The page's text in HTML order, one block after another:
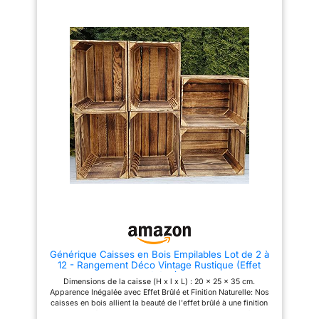
compacte : mesurant 50 x 40 x
30 cm, cette étagère s'adapte à
presque tous les coins et est
facile à déplacer.
vieillie à la main est une
véritable pièce d'accent
artistique, de style rustique,
conçue pour accentuer votre
décoration intérieure. ajoutez
vos bougies piliers préférées
pour créer un plateau porte-
bougies unique ou ajoutez des
orbes et créez un centre de
table intéressant pour votre
table basse. MULTI-DESIGN
&PURPOSE - Soigneusement
conçus pour la forme et la
fonction, les bords incurvés de
ces plateaux rustiques
table rustiques et les utilisations
le manteau. Notre plateau est
polyvalent et utilisé comme
de canapé, plateau de canapé,
ou plateau de café dans
n'importe quelle salle de séjour.
Générique Caisses en Bois Empilables Lot de 2 à
12 - Rangement Déco Vintage Rustique (Effet
brûlé, 6)
Dimensions de la caisse (H x l x L) : 20 x 25 x 35 cm.
Apparence Inégalée avec Effet Brûlé et Finition Naturelle: Nos
caisses en bois allient la beauté de l'effet brûlé à une finition